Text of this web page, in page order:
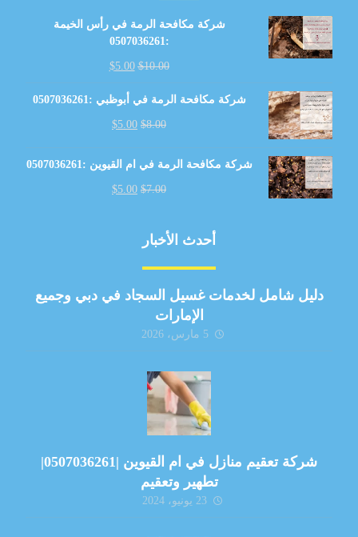
شركة مكافحة الرمة في رأس الخيمة
:0507036261
$10.00
$5.00
شركة مكافحة الرمة في أبوظبي :0507036261
$8.00
$5.00
شركة مكافحة الرمة في ام القيوين :0507036261
$7.00
$5.00
أحدث الأخبار
دليل شامل لخدمات غسيل السجاد في دبي وجميع
الإمارات
5 مارس، 2026
شركة تعقيم منازل في ام القيوين |0507036261|
تطهير وتعقيم
23 يونيو، 2024